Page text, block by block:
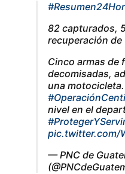
82 capturados,
recuperación
Cinco armas de
decomisadas,
una
nivel en el
pic.twitter.com/
— PNC de